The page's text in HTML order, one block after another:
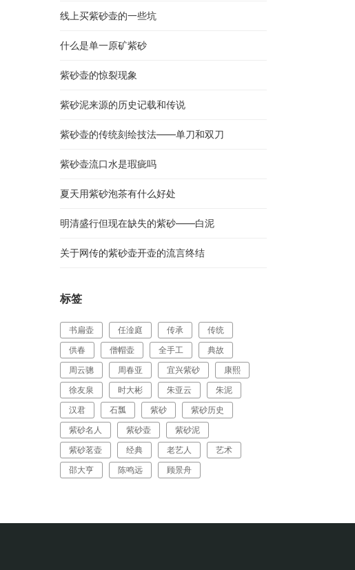
线上买紫砂壶的一些坑
什么是单一原矿紫砂
紫砂壶的惊裂现象
紫砂泥来源的历史记载和传说
紫砂壶的传统刻绘技法——单刀和双刀
紫砂壶流口水是瑕疵吗
夏天用紫砂泡茶有什么好处
明清盛行但现在缺失的紫砂——白泥
关于网传的紫砂壶开壶的流言终结
标签
书扁壶 任淦庭 传承
传统
供春
僧帽壶 全手工
典故
周云骢
周春亚 宜兴紫砂
康熙
徐友泉
时大彬 朱亚云
朱泥
汉君
石瓢 紫砂
紫砂历史
紫砂名人
紫砂壶
紫砂泥
紫砂茗壶
经典 老艺人
艺术
邵大亨
陈鸣远 顾景舟